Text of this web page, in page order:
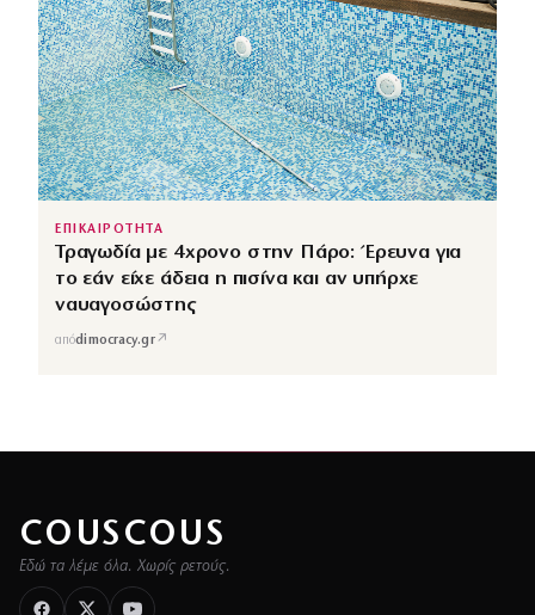
ΕΠΙΚΑΙΡΟΤΗΤΑ
Τραγωδία με 4χρονο στην Πάρο: Έρευνα για
το εάν είχε άδεια η πισίνα και αν υπήρχε
ναυαγοσώστης
απόdimocracy.gr↗
COUSCOUS
Εδώ τα λέμε όλα. Χωρίς ρετούς.